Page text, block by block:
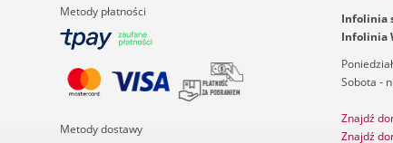
Metody płatności
Metody dostawy
Infolinia
Infolinia
Sobota -
Znajdź
Znajdź